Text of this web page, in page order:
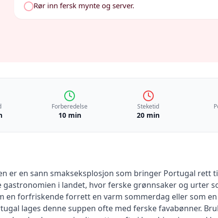
Rør inn fersk mynte og server.
Forberedelse
10 min
Steketid
20 min
er en sann smakseksplosjon som bringer Portugal rett
i landet, hvor ferske grønnsaker og urter
en forfriskende forrett en varm sommerdag eller som
lages denne suppen ofte med ferske favabønner.